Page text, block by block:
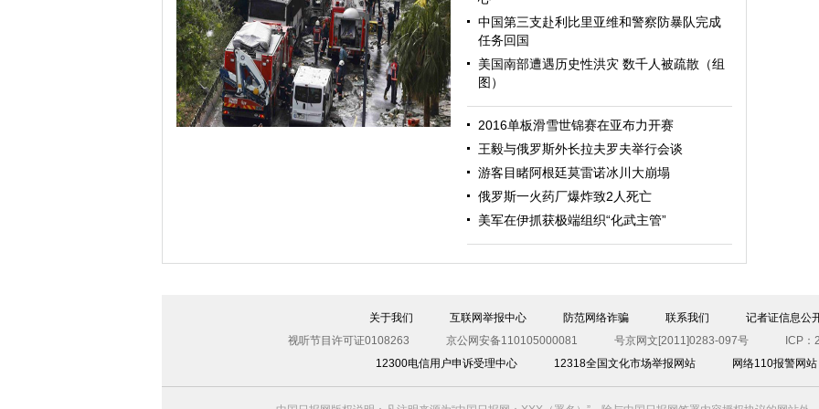
哈里与梅根亮相都柏林街头接受民众欢迎
中国第三支赴利比里亚维和警察防暴队完成
任务回国
美国南部遭遇历史性洪灾 数千人被疏散（组
图）
2016单板滑雪世锦赛在亚布力开赛
王毅与俄罗斯外长拉夫罗夫举行会谈
游客目睹阿根廷莫雷诺冰川大崩塌
俄罗斯一火药厂爆炸致2人死亡
美军在伊抓获极端组织“化武主管”
关于我们 互联网举报中心 防范网络诈骗 联系我们
记者证信息公
视听节目许可证0108263
京公网安备110105000081 号京网文[2011]0283-097号
ICP
12300电信用户申诉受理中心
12318全国文化市场举报网站 网络110报警网站